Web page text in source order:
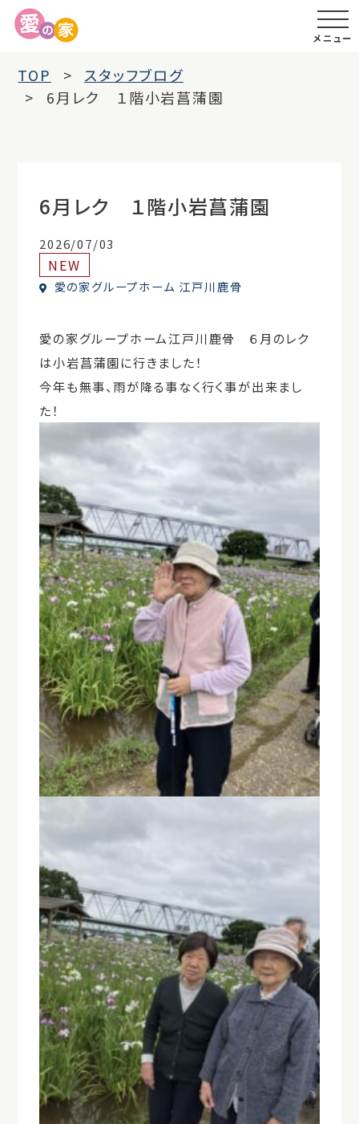
メニュー
TOP
スタッフブログ
6月レク １階小岩菖蒲園
6月レク １階小岩菖蒲園
2026/07/03
NEW
愛の家グループホーム 江戸川鹿骨
愛の家グループホーム江戸川鹿骨 ６月のレク
は小岩菖蒲園に行きました！
今年も無事、雨が降る事なく行く事が出来まし
た！